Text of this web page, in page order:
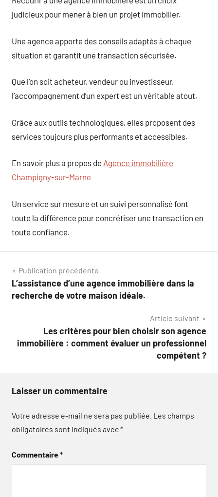
judicieux pour mener à bien un projet immobilier.
Une agence apporte des conseils adaptés à chaque
situation et garantit une transaction sécurisée.
Que l’on soit acheteur, vendeur ou investisseur,
l’accompagnement d’un expert est un véritable atout.
Grâce aux outils technologiques, elles proposent des
services toujours plus performants et accessibles.
En savoir plus à propos de Agence immobilière
Champigny-sur-Marne
Un service sur mesure et un suivi personnalisé font
toute la différence pour concrétiser une transaction en
toute confiance.
Navigation
de
Publication précédente
L’assistance d’une agence immobilière dans la
recherche de votre maison idéale.
Article suivant
Les critères pour bien choisir son agence
immobilière : comment évaluer un professionnel
compétent ?
Laisser un commentaire
Votre adresse e-mail ne sera pas publiée. Les champs
obligatoires sont indiqués avec*
Commentaire*